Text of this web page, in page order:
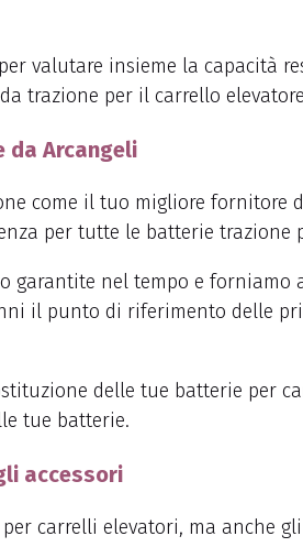
valutare insieme la capacità
trazione per il carrello
da Arcangeli
come il tuo migliore fornitore
per tutte le batterie
garantite nel tempo e forniamo
il punto di riferimento delle
delle tue batterie per
tue batterie.
accessori
carrelli elevatori, ma anche